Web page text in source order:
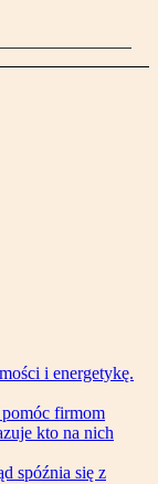
i energetykę.
pomóc firmom
kto na nich
spóźnia się z